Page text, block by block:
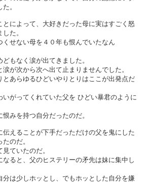
。
とによって、大好きだった母に実はすごく怒
た。
くせない母を４０年も恨んでいたなん
もなく涙が出てきました。
が次から次へ出て止まりませんでした。
とあらゆるひどいやりとりはここが出発点だ
いがってくれていた父を ひどい暴君のように
みを持つ自分だったのだ。
伝えることが下手だっただけの父を鬼にした
のだ。
ていたのだ。
なると、父のヒステリーの矛先は妹に集中し
分は少しホッとし、でもホッとした自分を嫌